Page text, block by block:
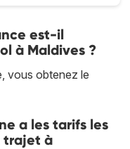
est-il
à Maldives ?
vous obtenez le
a les tarifs les
trajet à